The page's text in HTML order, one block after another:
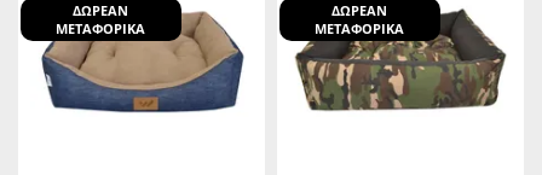
ΔΩΡΕΑΝ
ΜΕΤΑΦΟΡΙΚΑ
ΔΩΡΕΑΝ
ΜΕΤΑΦΟΡΙΚΑ